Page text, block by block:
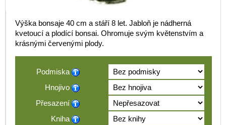
Výška bonsaje 40 cm a stáří 8 let. Jabloň je nádherná
kvetoucí a plodící bonsai. Ohromuje svým květenstvím a
krásnými červenými plody.
Podmiska
Hnojivo
Přesazení
Kniha